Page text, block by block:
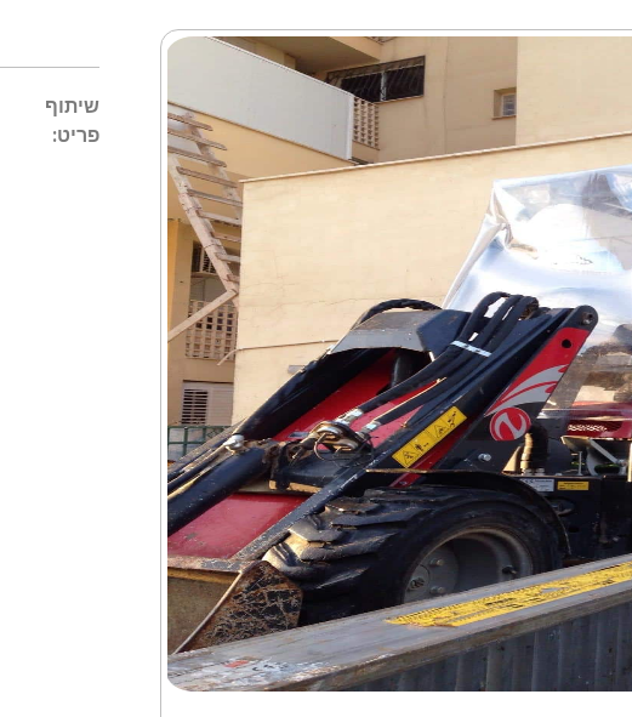
שיתוף
פריט: